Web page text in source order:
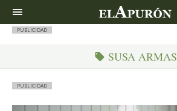
PUBLICIDAD
SUSA ARMAS
PUBLICIDAD